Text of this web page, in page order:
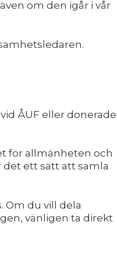
om den igår i vår
ÅUF eller donerade
för allmänheten och
ett sätt att samla
Om du vill dela
vänligen ta direkt